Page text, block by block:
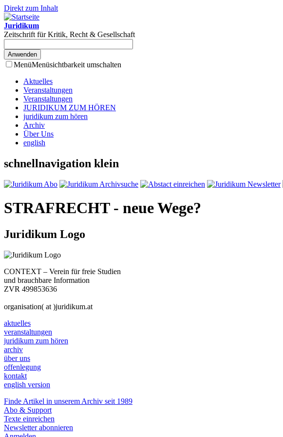
Direkt zum Inhalt
Juridikum
Zeitschrift für Kritik, Recht & Gesellschaft
MenüMenüsichtbarkeit umschalten
Aktuelles
Veranstaltungen
Veranstaltungen
JURIDIKUM ZUM HÖREN
juridikum zum hören
Archiv
Über Uns
english
schnellnavigation klein
STRAFRECHT - neue Wege?
Juridikum Logo
CONTEXT – Verein für freie Studien
und brauchbare Information
ZVR 499853636
organisation( at )juridikum.at
aktuelles
veranstaltungen
juridikum zum hören
archiv
über uns
offenlegung
kontakt
english version
Finde Artikel in unserem Archiv seit 1989
Abo & Support
Texte einreichen
Newsletter abonnieren